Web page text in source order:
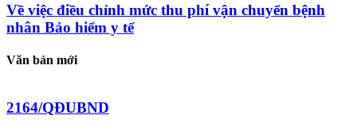
Về việc điều chỉnh mức thu phí vận chuyển bệnh
nhân Bảo hiểm y tế
Văn bản mới
2164/QĐUBND